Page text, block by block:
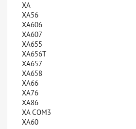
XA
XA56
XA606
XA607
XA655
XA656T
XA657
XA658
XA66
XA76
XA86
XA COM3
XA60